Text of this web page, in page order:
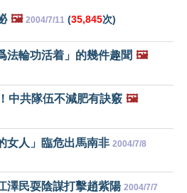
🖼️ 2004/7/11 (35,845次)
法輪功活着」的幾件趣聞 🖼️
中共隊伍不減肥有訣竅 🖼️
女人」臨危出馬南非 2004/7/8
澤民耍陰謀打擊趙紫陽 2004/7/7